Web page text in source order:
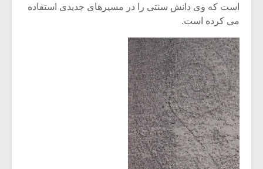
است که وی دانش سنتی را در مسیرهای جدیدی استفاده
می کرده است.